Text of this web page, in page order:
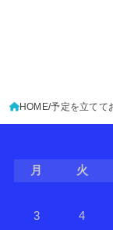
HOME 予定を立てて
月
火
3
4